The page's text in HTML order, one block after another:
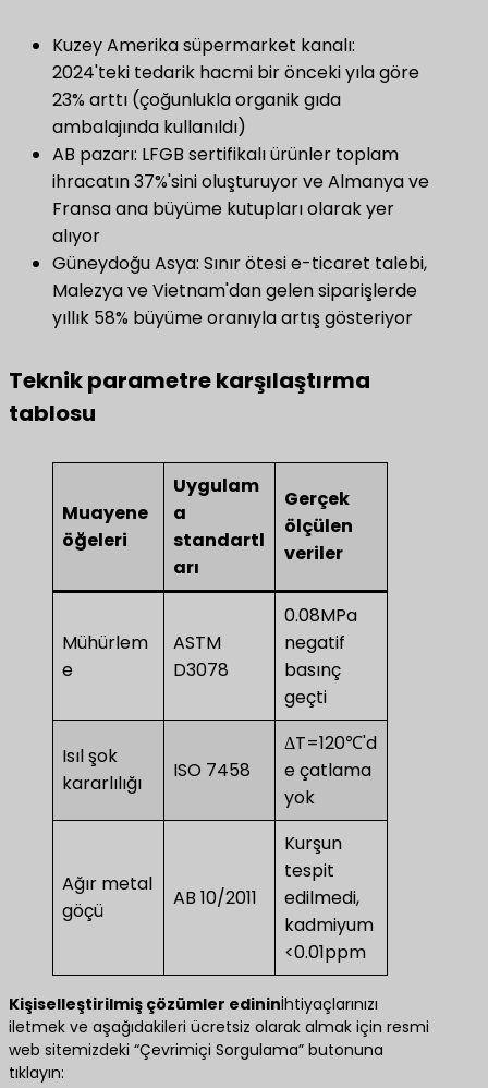
Kuzey Amerika süpermarket kanalı:
2024'teki tedarik hacmi bir önceki yıla göre
23% arttı (çoğunlukla organik gıda
ambalajında kullanıldı)
AB pazarı: LFGB sertifikalı ürünler toplam
ihracatın 37%'sini oluşturuyor ve Almanya ve
Fransa ana büyüme kutupları olarak yer
alıyor
Güneydoğu Asya: Sınır ötesi e-ticaret talebi,
Malezya ve Vietnam'dan gelen siparişlerde
yıllık 58% büyüme oranıyla artış gösteriyor
​Teknik parametre karşılaştırma
tablosu​
Muayene
öğeleri
Uygulam
a
standartl
arı
Gerçek
ölçülen
veriler
Mühürlem
e
ASTM
D3078
0.08MPa
negatif
basınç
geçti
Isıl şok
kararlılığı
ISO 7458
ΔT=120℃'d
e çatlama
yok
Ağır metal
göçü
AB 10/2011
Kurşun
tespit
edilmedi,
kadmiyum
<0.01ppm
​Kişiselleştirilmiş çözümler edinin​İhtiyaçlarınızı
iletmek ve aşağıdakileri ücretsiz olarak almak için resmi
web sitemizdeki “Çevrimiçi Sorgulama” butonuna
tıklayın: